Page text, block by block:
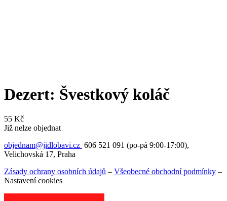
Dezert: Švestkový koláč
55 Kč
Již nelze objednat
objednam@jidlobavi.cz 606 521 091 (po-pá 9:00-17:00),
Velichovská 17, Praha
Zásady ochrany osobních údajů – Všeobecné obchodní podmínky –
Nastavení cookies